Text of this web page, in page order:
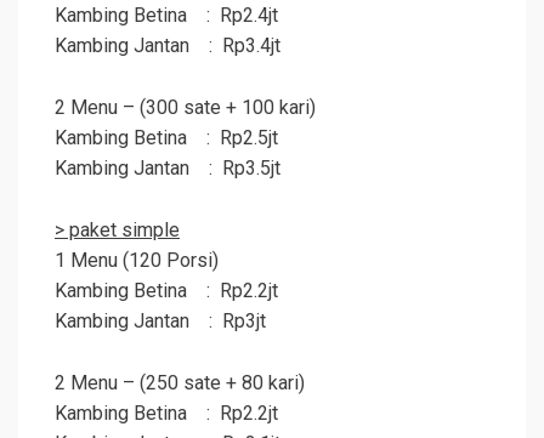
Kambing Betina : Rp2.4jt
Kambing Jantan : Rp3.4jt
2 Menu – (300 sate + 100 kari)
Kambing Betina : Rp2.5jt
Kambing Jantan : Rp3.5jt
> paket simple
1 Menu (120 Porsi)
Kambing Betina : Rp2.2jt
Kambing Jantan : Rp3jt
2 Menu – (250 sate + 80 kari)
Kambing Betina : Rp2.2jt